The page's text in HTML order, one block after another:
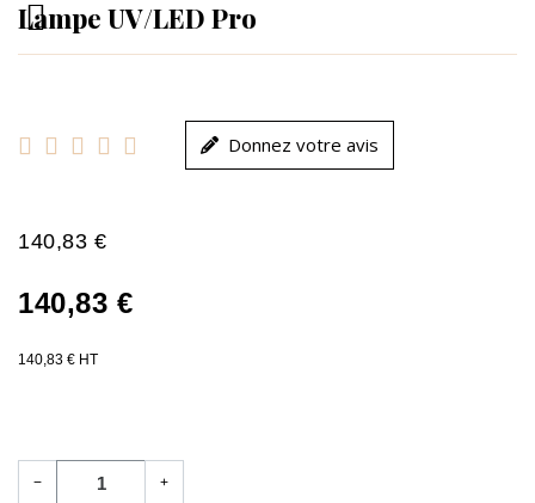
Lampe UV/LED Pro
     Donnez votre avis
140,83 €
140,83 €
140,83 € HT
− +